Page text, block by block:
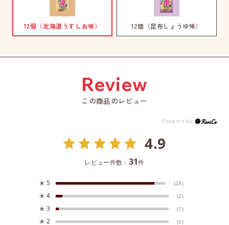
12個（北海道うすしお味） 12個（昆布しょうゆ味）
この商品のレビュー
4.9
レビュー件数： 31件
★ 5 (28)
★ 4 (2)
★ 3 (1)
★ 2 (0)